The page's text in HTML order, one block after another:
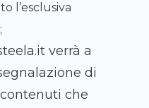
l’esclusiva
verrà a
di
che